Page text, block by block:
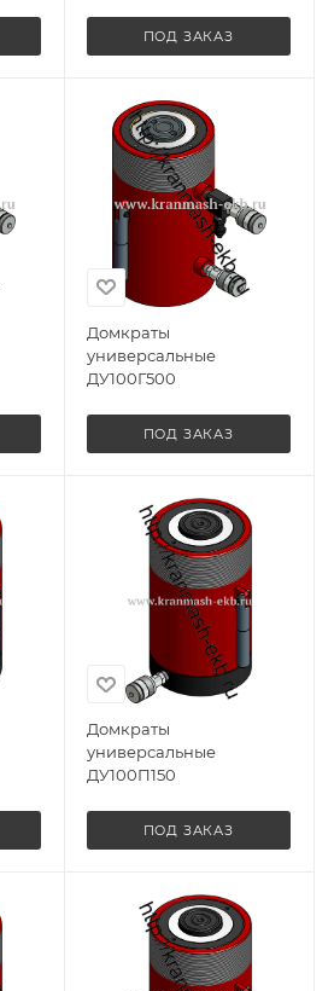
ПОД ЗАКАЗ
Домкраты
универсальные
ДУ100Г500
ПОД ЗАКАЗ
Домкраты
универсальные
ДУ100П150
ПОД ЗАКАЗ